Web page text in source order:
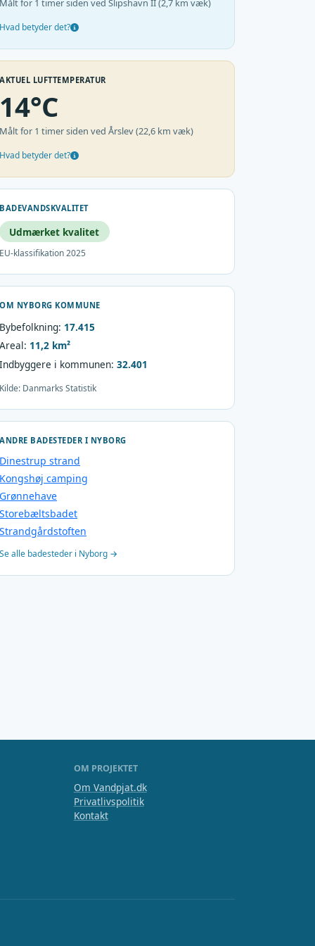
Målt for 1 timer siden ved Slipshavn II (2,7 km væk)
Hvad betyder det?
AKTUEL LUFTTEMPERATUR
14°C
Målt for 1 timer siden ved Årslev (22,6 km væk)
Hvad betyder det?
BADEVANDSKVALITET
Udmærket kvalitet
EU-klassifikation 2025
OM NYBORG KOMMUNE
Bybefolkning: 17.415
Areal: 11,2 km²
Indbyggere i kommunen: 32.401
Kilde: Danmarks Statistik
ANDRE BADESTEDER I NYBORG
Dinestrup strand
Kongshøj camping
Grønnehave
Storebæltsbadet
Strandgårdstoften
Se alle badesteder i Nyborg →
OM PROJEKTET
Om Vandpjat.dk
Privatlivspolitik
Kontakt